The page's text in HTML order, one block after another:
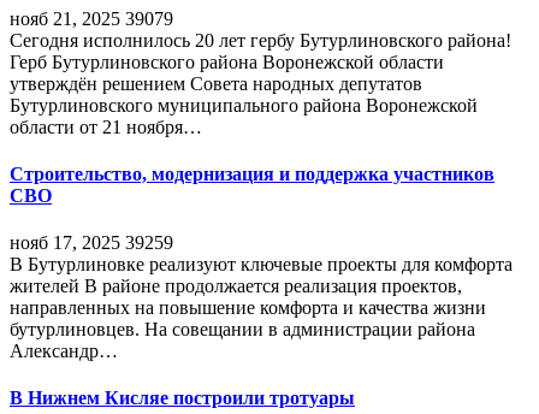
нояб 21, 2025 39079
Сегодня исполнилось 20 лет гербу Бутурлиновского района!
Герб Бутурлиновского района Воронежской области
утверждён решением Совета народных депутатов
Бутурлиновского муниципального района Воронежской
области от 21 ноября…
Строительство, модернизация и поддержка участников
СВО
нояб 17, 2025 39259
В Бутурлиновке реализуют ключевые проекты для комфорта
жителей В районе продолжается реализация проектов,
направленных на повышение комфорта и качества жизни
бутурлиновцев. На совещании в администрации района
Александр…
В Нижнем Кисляе построили тротуары